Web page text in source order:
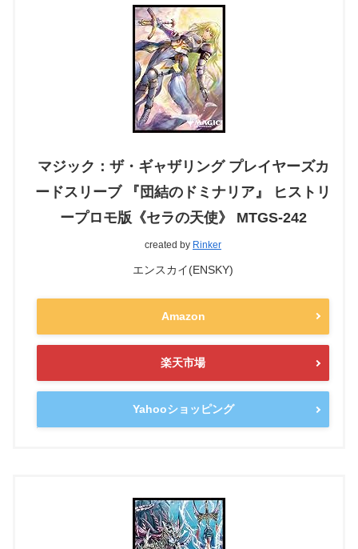
マジック：ザ・ギャザリング プレイヤーズカ
ードスリーブ 『団結のドミナリア』 ヒストリ
ープロモ版《セラの天使》 MTGS-242
created by Rinker
エンスカイ(ENSKY)
Amazon
楽天市場
Yahooショッピング